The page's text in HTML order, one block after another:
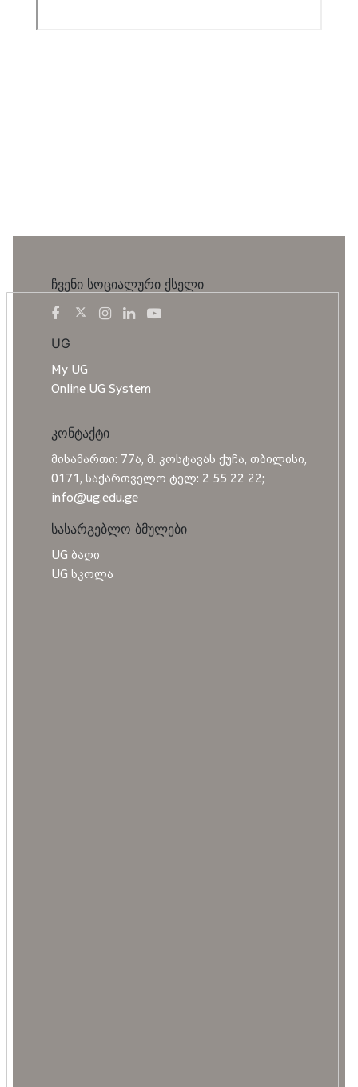
ჩვენი სოციალური ქსელი
UG
My UG
Online UG System
კონტაქტი
მისამართი: 77ა, მ. კოსტავას ქუჩა, თბილისი,
0171, საქართველო ტელ: 2 55 22 22;
info@ug.edu.ge
სასარგებლო ბმულები
UG ბაღი
UG სკოლა